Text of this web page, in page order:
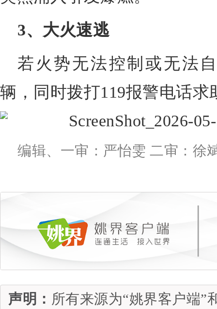
3、大火速逃
若火势无法控制或无法
辆，同时拨打119报警电话
编辑、一审：严怡雯 二审：徐
声明： 所有来源为“姚界客户端”